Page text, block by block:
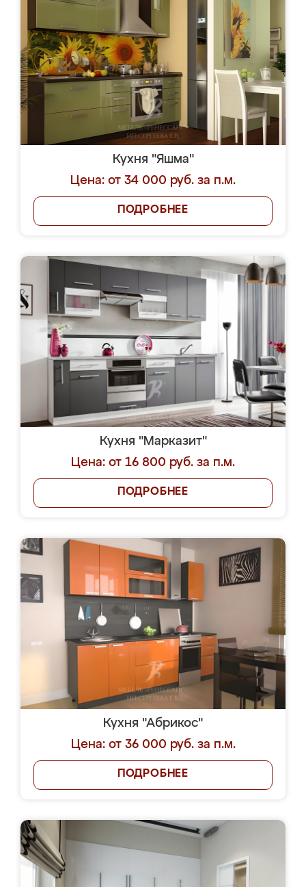
Кухня "Яшма"
Цена: от 34 000 руб. за п.м.
ПОДРОБНЕЕ
Кухня "Марказит"
Цена: от 16 800 руб. за п.м.
ПОДРОБНЕЕ
Кухня "Абрикос"
Цена: от 36 000 руб. за п.м.
ПОДРОБНЕЕ